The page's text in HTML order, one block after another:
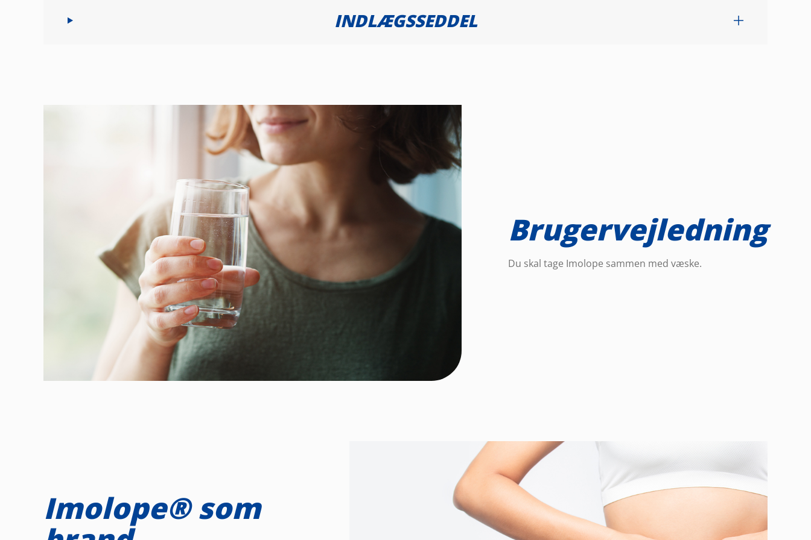
INDLÆGSSEDDEL
Brugervejledning
Du skal tage Imolope sammen med væske.
Imolope® som